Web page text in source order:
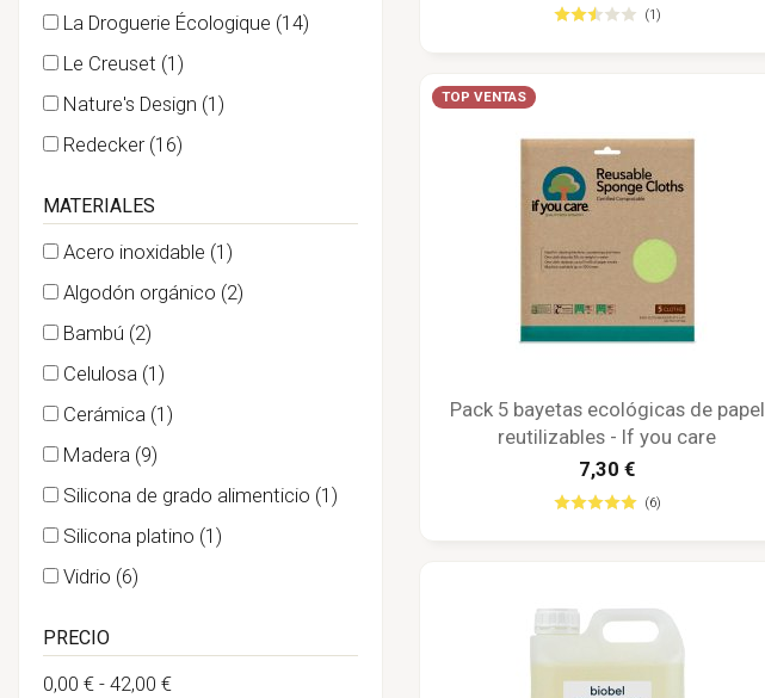
(1)
Pack 5 bayetas ecológicas de papel
reutilizables - If you care
7,30 €
(6)
TOP VENTAS
La Droguerie Écologique (14)
Le Creuset (1)
Nature's Design (1)
Redecker (16)
MATERIALES
Acero inoxidable (1)
Algodón orgánico (2)
Bambú (2)
Celulosa (1)
Cerámica (1)
Madera (9)
Silicona de grado alimenticio (1)
Silicona platino (1)
Vidrio (6)
PRECIO
0,00 € - 42,00 €